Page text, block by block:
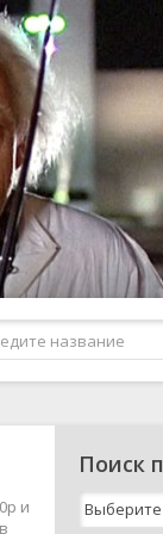
и
Поиск